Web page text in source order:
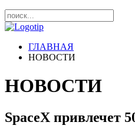
ГЛАВНАЯ
НОВОСТИ
НОВОСТИ
SpaceX привлечет